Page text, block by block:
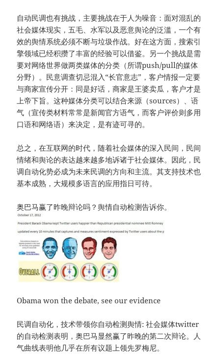
自动民调也有挑战，主要挑战在于人为噪音：面对混乱的
社会媒体现实，五毛、水军以及恶意舆论的泛滥，一个有
效的舆情系统必须不断与垃圾作战。好在这方面，搜索引
擎领域已经积攒了丰富的经验可以借鉴。另一个挑战是需
要对网络世界做两类媒体的分类（所谓push/pull的媒体
分野）。民意调查切忌混入“长官意志”，客户情报一定要
与商家宣传分开：同是好话，商家是王婆卖瓜，客户才是
上帝下旨。这种媒体分类可以结合来源（sources）、语
气（宣传类材料常常是新闻官方语气，而客户评价则多用
口语和网络语）来决定，是有迹可寻的。
总之，在互联网的时代，随着社会媒体的深入民间，民间
情绪和舆论的表达越来越多地诉诸于社会媒体。因此，民
调自动化势必成为未来民调的方向和主流。其支持技术也
基本成熟，大规模多语言的应用指日可待。
奥巴马赢了昨晚辩论吗？舆情自动检测告诉你。
Obama won the debate, see our evidence
民调自动化，技术带领你自动检测舆情: 社会媒体twitter
的自动检测表明，奥巴马显然赢了昨晚的第二次辩论。人
气曲线表明他几乎在所有议题上领先罗梅尼。